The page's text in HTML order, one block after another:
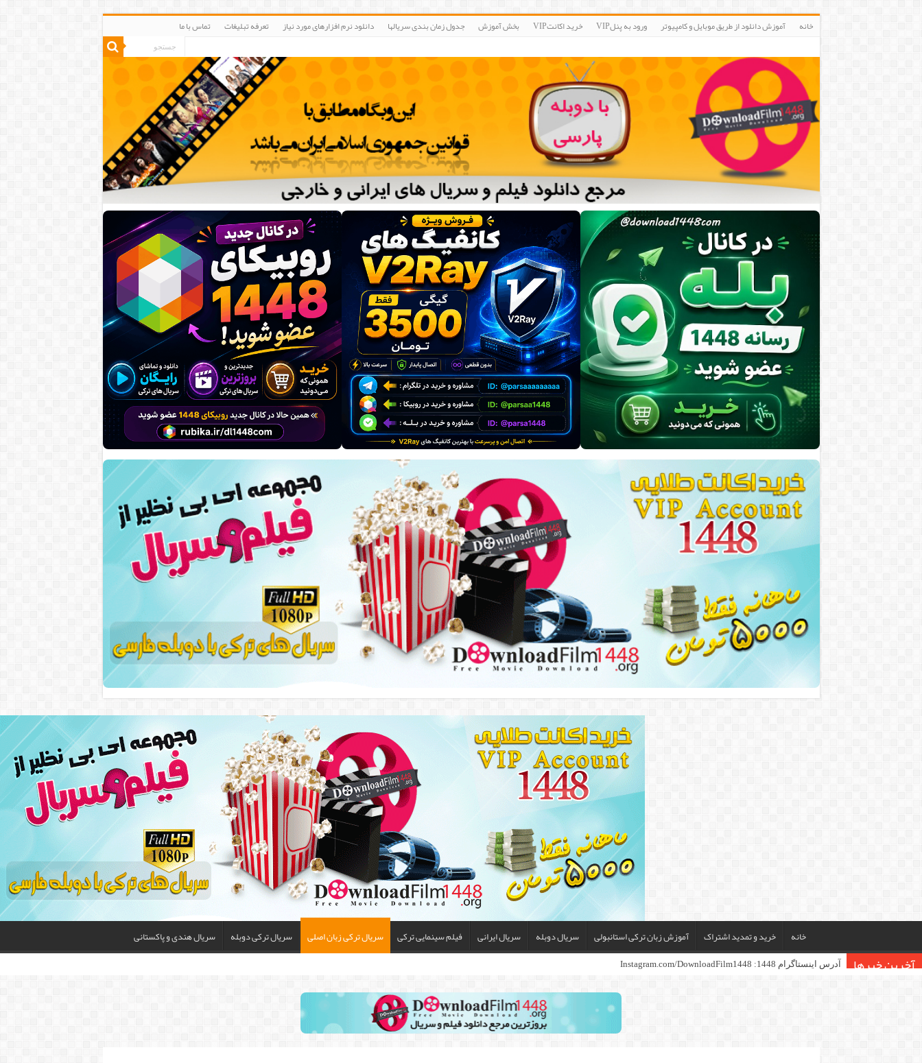
خانه آموزش دانلود از طریق موبایل و کامپیوتر ورود به پنلVIP خرید اکانتVIP بخش آموزش جدول زمان بندی سریالها دانلود نرم افزارهای مورد نیاز تعرفه تبلیغات تماس با ما
خانه خرید و تمدید اشتراک آموزش زبان ترکی استانبولی سریال دوبله سریال ایرانی فیلم سینمایی ترکی سریال ترکی زبان اصلی سریال ترکی دوبله سریال هندی و پاکستانی
آخرین خبرها آدرس اینستاگرام 1448: Instagram.com/DownloadFilm1448